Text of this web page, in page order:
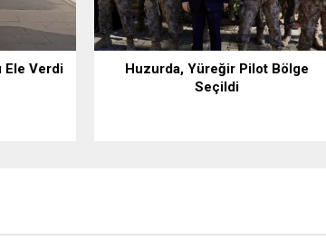
Ele Verdi
Huzurda, Yüreğir Pilot Bölge
Seçildi